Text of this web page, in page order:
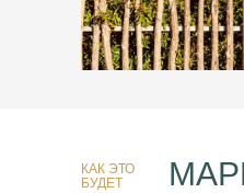
КАК ЭТО
БУДЕТ